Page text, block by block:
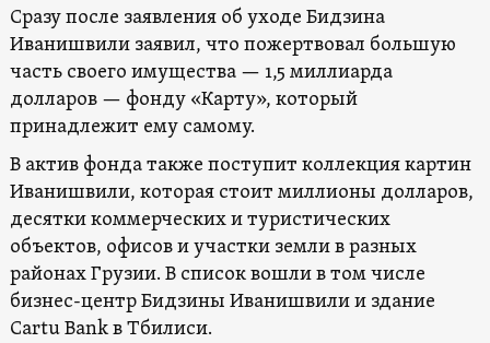
Сразу после заявления об уходе Бидзина
Иванишвили заявил, что пожертвовал большую
часть своего имущества — 1,5 миллиарда
долларов — фонду «Карту», который
принадлежит ему самому.
В актив фонда также поступит коллекция картин
Иванишвили, которая стоит миллионы долларов,
десятки коммерческих и туристических
объектов, офисов и участки земли в разных
районах Грузии. В список вошли в том числе
бизнес-центр Бидзины Иванишвили и здание
Cartu Bank в Тбилиси.